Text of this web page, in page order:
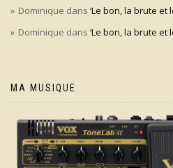
Dominique dans ‘Le bon, la brute et
Dominique dans ‘Le bon, la brute et
MA MUSIQUE